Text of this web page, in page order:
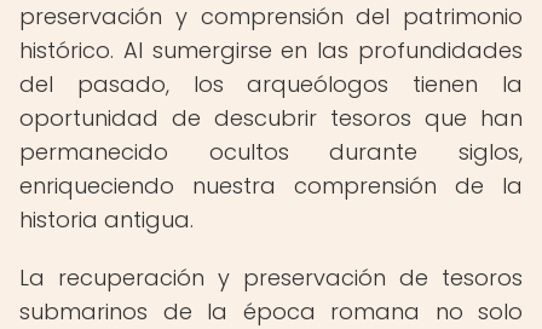
preservación y comprensión del patrimonio
histórico. Al sumergirse en las profundidades
del pasado, los arqueólogos tienen la
oportunidad de descubrir tesoros que han
permanecido ocultos durante siglos,
enriqueciendo nuestra comprensión de la
historia antigua.
La recuperación y preservación de tesoros
submarinos de la época romana no solo